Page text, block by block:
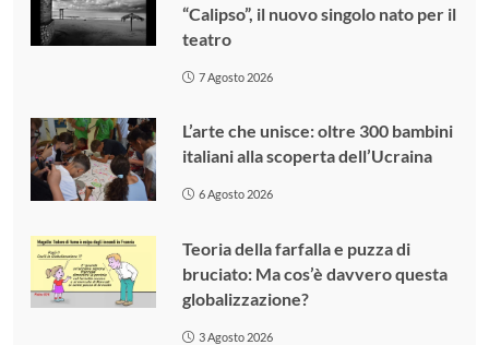
“Calipso”, il nuovo singolo nato per il
teatro
7 Agosto 2026
L’arte che unisce: oltre 300 bambini
italiani alla scoperta dell’Ucraina
6 Agosto 2026
Teoria della farfalla e puzza di
bruciato: Ma cos’è davvero questa
globalizzazione?
3 Agosto 2026